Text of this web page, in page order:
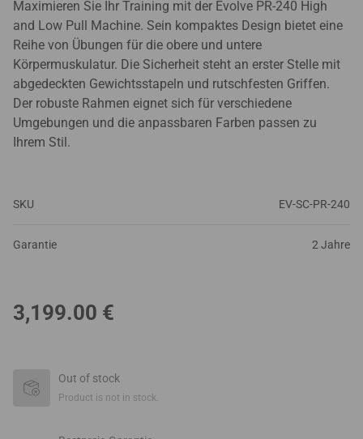
Maximieren Sie Ihr Training mit der Evolve PR-240 High
and Low Pull Machine. Sein kompaktes Design bietet eine
Reihe von Übungen für die obere und untere
Körpermuskulatur. Die Sicherheit steht an erster Stelle mit
abgedeckten Gewichtsstapeln und rutschfesten Griffen.
Der robuste Rahmen eignet sich für verschiedene
Umgebungen und die anpassbaren Farben passen zu
Ihrem Stil.
SKU EV-SC-PR-240
Garantie 2 Jahre
3,199.00 €
Out of stock
Product is not in stock.